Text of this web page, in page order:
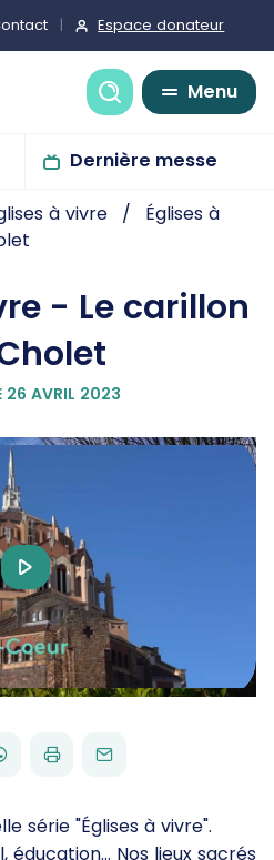
Espace donateur
Recherche
Menu
Dernière messe
à vivre
Églises à
- Le carillon
26 AVRIL 2023
Play
Video
WHATSAPP
IMPRIMERENVOYER
PAR
EMAIL
série "Églises à vivre".
éducation… Nos lieux sacrés